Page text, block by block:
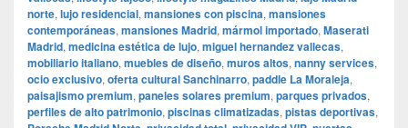
norte, lujo residencial, mansiones con piscina, mansiones
contemporáneas, mansiones Madrid, mármol importado, Maserati
Madrid, medicina estética de lujo, miguel hernandez vallecas,
mobiliario italiano, muebles de diseño, muros altos, nanny services,
ocio exclusivo, oferta cultural Sanchinarro, paddle La Moraleja,
paisajismo premium, paneles solares premium, parques privados,
perfiles de alto patrimonio, piscinas climatizadas, pistas deportivas,